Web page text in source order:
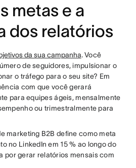
metas e a
dos relatórios
da sua campanha. Você
de seguidores, impulsionar o
o tráfego para o seu site? Em
com que você gerará
para equipes ágeis, mensalmente
ou trimestralmente para
marketing B2B define como meta
no LinkedIn em 15 % ao longo do
por gerar relatórios mensais com